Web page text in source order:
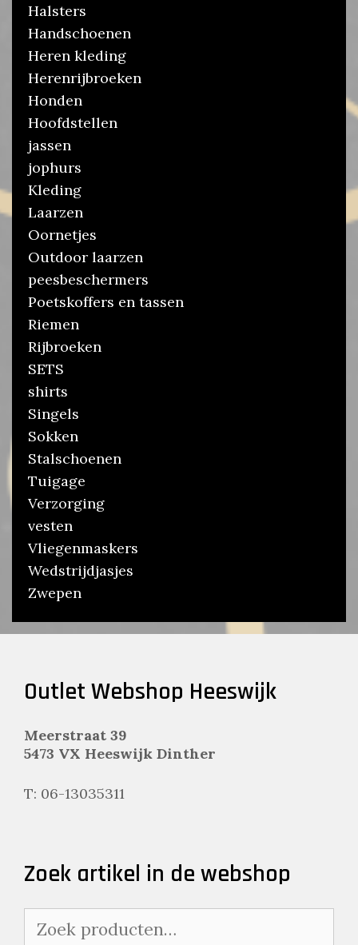
Halsters
Handschoenen
Heren kleding
Herenrijbroeken
Honden
Hoofdstellen
jassen
jophurs
Kleding
Laarzen
Oornetjes
Outdoor laarzen
peesbeschermers
Poetskoffers en tassen
Riemen
Rijbroeken
SETS
shirts
Singels
Sokken
Stalschoenen
Tuigage
Verzorging
vesten
Vliegenmaskers
Wedstrijdjasjes
Zwepen
Outlet Webshop Heeswijk
Meerstraat 39
5473 VX Heeswijk Dinther
T: 06-13035311
Zoek artikel in de webshop
naar: